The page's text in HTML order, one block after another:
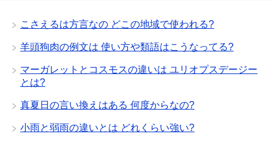
こさえるは方言なの どこの地域で使われる?
羊頭狗肉の例文は 使い方や類語はこうなってる?
マーガレットとコスモスの違いは ユリオプスデージー
とは?
真夏日の言い換えはある 何度からなの?
小雨と弱雨の違いとは どれくらい強い?